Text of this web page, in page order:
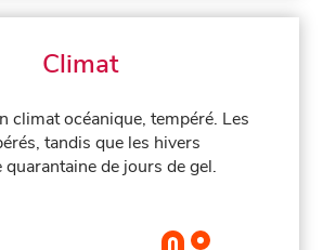
Climat
climat océanique, tempéré. Les
tandis que les hivers
de jours de gel.